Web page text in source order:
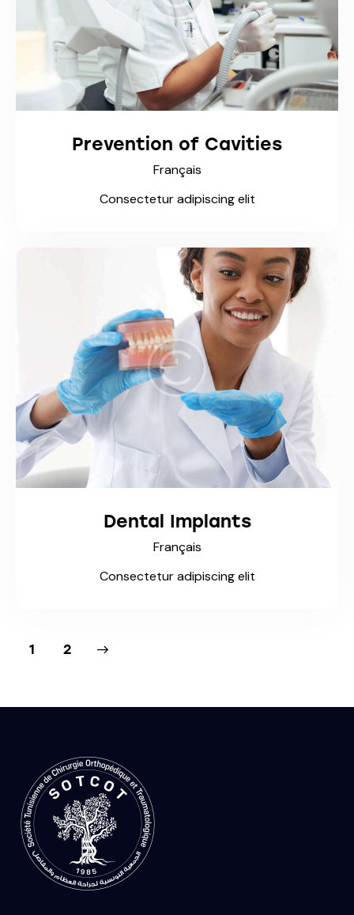
Prevention of Cavities
Français
Consectetur adipiscing elit
Dental Implants
Français
Consectetur adipiscing elit
1 2